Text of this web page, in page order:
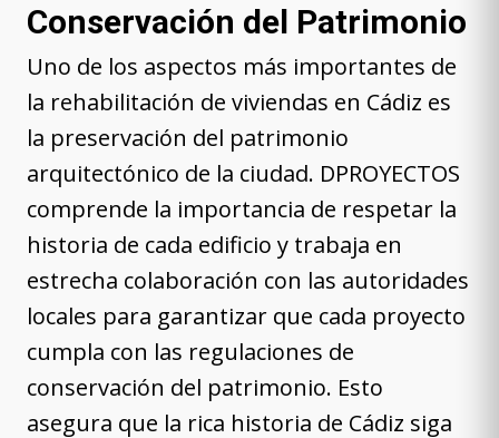
Conservación del Patrimonio
Uno de los aspectos más importantes de
la rehabilitación de viviendas en Cádiz es
la preservación del patrimonio
arquitectónico de la ciudad. DPROYECTOS
comprende la importancia de respetar la
historia de cada edificio y trabaja en
estrecha colaboración con las autoridades
locales para garantizar que cada proyecto
cumpla con las regulaciones de
conservación del patrimonio. Esto
asegura que la rica historia de Cádiz siga